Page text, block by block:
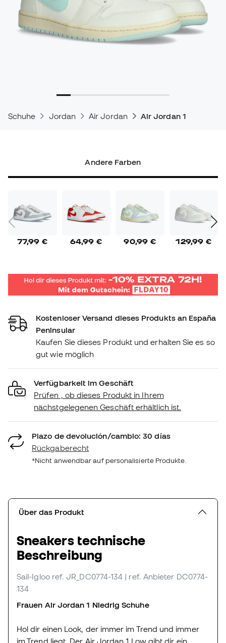
Schuhe Jordan Air Jordan Air Jordan 1
Andere Farben
77,99 € 64,99 € 90,99 € 129,99 €
Kostenloser Versand dieses Produkts an España
Peninsular
Kaufen Sie dieses Produkt und erhalten Sie es so
gut wie möglich
Verfügbarkeit im Geschäft
Prüfen , ob dieses Produkt in Ihrem
nächstgelegenen Geschäft erhältlich ist.
Plazo de devolución/cambio: 30 días
Rückgaberecht
*Nicht anwendbar auf personalisierte Produkte.
Über das Produkt
Sneakers technische
Beschreibung
Sail-Igloo ref. JR_DC0774-134 | ref. Anbieter DC0774-
134
Frauen Air Jordan 1 Niedrig Schuhe
Hol dir einen Look, der immer im Trend und immer
im Trend liegt. Der Air Jordan 1 Low gibt dir ein